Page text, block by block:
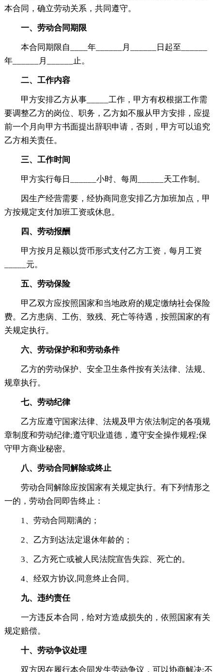
本合同，确立劳动关系，共同遵守。
一、劳动合同期限
本合同期限自____年______月______日起至______
年______月______止。
二、工作内容
甲方安排乙方从事_____工作，甲方有权根据工作需
要调整乙方的岗位、职务，乙方如不服从甲方安排，应提
前一个月向甲方书面提出辞职申请，否则，甲方可以追究
乙方相关责任。
三、工作时间
甲方实行每日______小时、每周______天工作制。
因生产经营需要，经协商同意安排乙方加班加点，甲
方按规定支付加班工资或休息。
四、劳动报酬
甲方按月足额以货币形式支付乙方工资，每月工资
_____元。
五、劳动保险
甲乙双方应按照国家和当地政府的规定缴纳社会保险
费。乙方患病、工伤、致残、死亡等待遇，按照国家的有
关规定执行。
六、劳动保护和和劳动条件
乙方的劳动保护、安全卫生条件按有关法律、法规、
规章执行。
七、劳动纪律
乙方应遵守国家法律、法规及甲方依法制定的各项规
章制度和劳动纪律;遵守职业道德，遵守安全操作规程;保
守甲方商业秘密。
八、劳动合同解除或终止
劳动合同解除应按国家有关规定执行。有下列情形之
一的，劳动合同即告终止：
1、劳动合同期满的；
2、乙方到达法定退休年龄的；
3、乙方死亡或被人民法院宣告失踪、死亡的。
4、经双方协议,同意终止合同。
九、违约责任
一方违反本合同，给对方造成损失的，依照国家有关
规定赔偿。
十、劳动争议处理
双方因在履行本合同发生劳动争议，可以协商解决;不